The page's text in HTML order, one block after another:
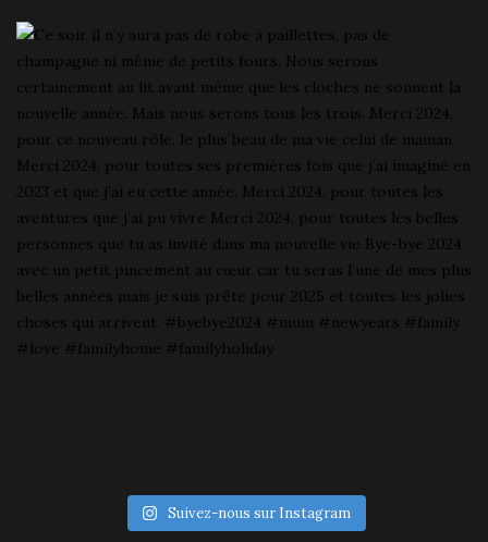
Suivez-nous sur Instagram